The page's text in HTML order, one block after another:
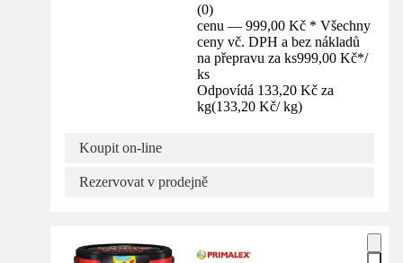
(0)
cenu — 999,00 Kč * Všechny
ceny vč. DPH a bez nákladů
na přepravu za ks999,00 Kč*/
ks
Odpovídá 133,20 Kč za
kg(133,20 Kč/ kg)
Koupit on-line
Rezervovat v prodejně